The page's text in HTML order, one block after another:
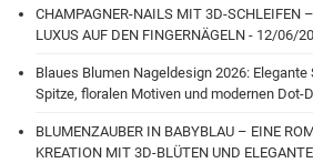
CHAMPAGNER-NAILS MIT 3D-SCHLEIFEN
LUXUS AUF DEN FINGERNÄGELN - 12/06/
Blaues Blumen Nageldesign 2026:
Spitze, floralen Motiven und modernen Dot-
BLUMENZAUBER IN BABYBLAU – EINE
KREATION MIT 3D-BLÜTEN UND